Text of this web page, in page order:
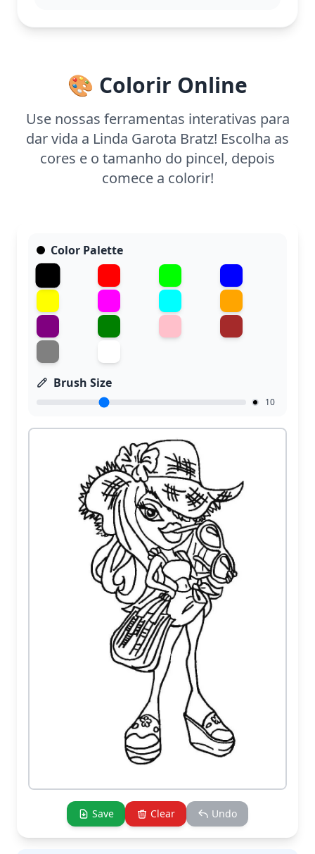
🎨 Colorir Online
Use nossas ferramentas interativas para
dar vida a Linda Garota Bratz! Escolha as
cores e o tamanho do pincel, depois
comece a colorir!
Color Palette
Brush Size
10
Save Clear Undo